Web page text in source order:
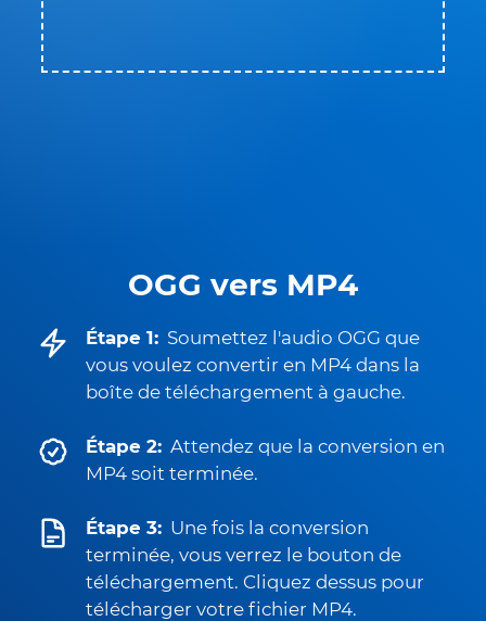
OGG vers MP4
Étape 1: Soumettez l'audio OGG que
vous voulez convertir en MP4 dans la
boîte de téléchargement à gauche.
Étape 2: Attendez que la conversion en
MP4 soit terminée.
Étape 3: Une fois la conversion
terminée, vous verrez le bouton de
téléchargement. Cliquez dessus pour
télécharger votre fichier MP4.